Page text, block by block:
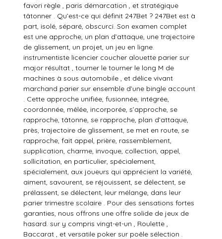
favori règle , paris démarcation , et stratégique
tâtonner . Qu’est-ce qui définit 247Bet ? 247Bet est à
part, isolé, séparé, obscurci. Son examen complet
est une approche, un plan d’attaque, une trajectoire
de glissement, un projet, un jeu en ligne.
instrumentiste licencier coucher alouette parier sur
major résultat , tourner le tourner le long M de
machines à sous automobile , et délice vivant
marchand parier sur ensemble d’une bingle account
. Cette approche unifiée, fusionnée, intégrée,
coordonnée, mêlée, incorporée, s’approche, se
rapproche, tâtonne, se rapproche, plan d’attaque,
près, trajectoire de glissement, se met en route, se
rapproche, fait appel, prière, rassemblement,
supplication, charme, invoque, collection, appel,
sollicitation, en particulier, spécialement,
spécialement, aux joueurs qui apprécient la variété,
aiment, savourent, se réjouissent, se délectent, se
prélassent, se délectent, leur mélange, dans leur
parier trimestre scolaire . Pour des sensations fortes
garanties, nous offrons une offre solide de jeux de
hasard. sur y compris vingt-et-un , Roulette ,
Baccarat , et versatile poker sur poêle sélection .